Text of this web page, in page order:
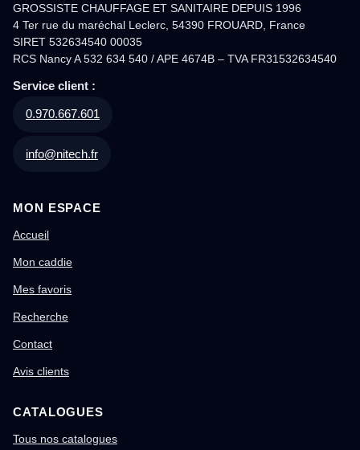
GROSSISTE CHAUFFAGE ET SANITAIRE DEPUIS 1996
4 Ter rue du maréchal Leclerc, 54390 FROUARD, France
SIRET 532634540 00035
RCS Nancy A 532 634 540 / APE 4674B – TVA FR31532634540
Service client :
0.970.667.601
info@nitech.fr
MON ESPACE
Accueil
Mon caddie
Mes favoris
Recherche
Contact
Avis clients
CATALOGUES
Tous nos catalogues